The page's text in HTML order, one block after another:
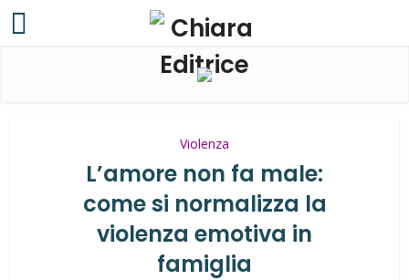
Violenza
L’amore non fa male:
come si normalizza la
violenza emotiva in
famiglia